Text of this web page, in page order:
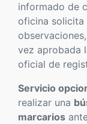
informado de
oficina solicita
vez aprobada
oficial de
Servicio
realizar una
marcarios